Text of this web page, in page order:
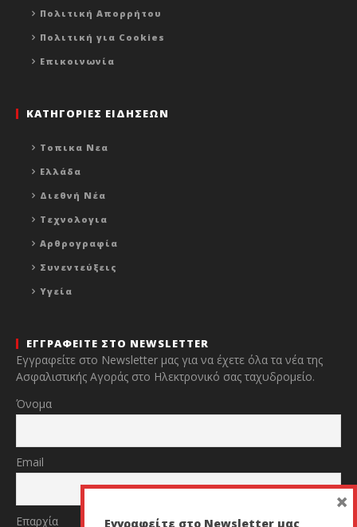
Πολιτική Απορρήτου
Πολιτική για Cookies
Επικοινωνία
ΚΑΤΗΓΟΡΙΕΣ ΕΙΔΗΣΕΩΝ
Τοπικα Νεα
Ελλάδα
Διεθνή Νέα
Τεχνολογια
Αρθρογραφία
Συνεντεύξεις
Υγεία
ΕΓΓΡΑΦΕΙΤΕ ΣΤΟ NEWSLETTER
Εγγραφείτε στο Newsletter μας για να έχετε όλα τα νέα της
Ασφαλιστικής Αγοράς στο Ηλεκτρονικό σας ταχυδρομείο.
Όνομα
Email
Επαρχία Εγγραφείτε στο Newsletter μας
×